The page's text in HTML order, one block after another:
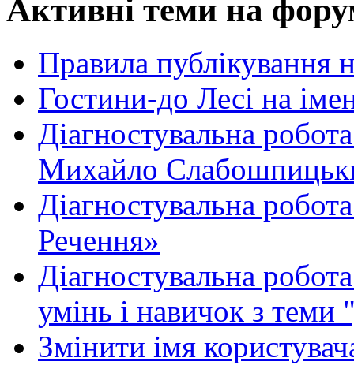
Активні теми на
Правила публікування
Гостини-до Лесі на
Діагностувальна
Михайло
Діагностувальна
Речення»
Діагностувальна
умінь і навичок з теми
Змінити імя